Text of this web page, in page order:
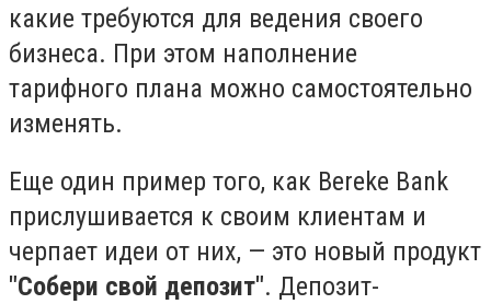
какие требуются для ведения своего
бизнеса. При этом наполнение
тарифного плана можно самостоятельно
изменять.
Еще один пример того, как Bereke Bank
прислушивается к своим клиентам и
черпает идеи от них, — это новый продукт
"Собери свой депозит". Депозит-